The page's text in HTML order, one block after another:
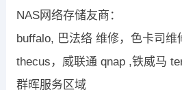
NAS网络存储友商：
buffalo, 巴法络 维修，色卡司维
thecus，威联通 qnap ,铁威马
群晖服务区域